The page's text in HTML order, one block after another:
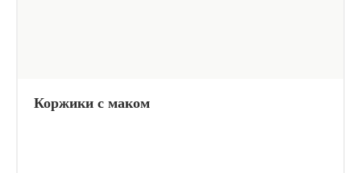
Коржики с маком